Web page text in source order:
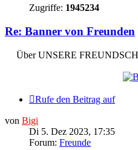
Zugriffe: 1945234
Re: Banner von Freunden
Über UNSERE
Rufe den Beitrag auf
von Bigi
Di 5. Dez 2023, 17:35
Forum: Freunde